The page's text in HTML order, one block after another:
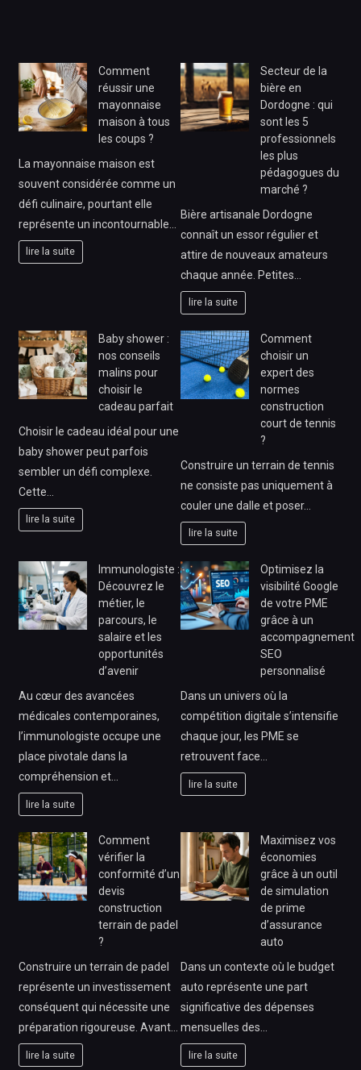
Comment
réussir une
mayonnaise
maison à tous
les coups ?
La mayonnaise maison est
souvent considérée comme un
défi culinaire, pourtant elle
représente un incontournable…
lire la suite
Secteur de la
bière en
Dordogne : qui
sont les 5
professionnels
les plus
pédagogues du
marché ?
Bière artisanale Dordogne
connaît un essor régulier et
attire de nouveaux amateurs
chaque année. Petites…
lire la suite
Baby shower :
nos conseils
malins pour
choisir le
cadeau parfait
Choisir le cadeau idéal pour une
baby shower peut parfois
sembler un défi complexe.
Cette…
lire la suite
Comment
choisir un
expert des
normes
construction
court de tennis
?
Construire un terrain de tennis
ne consiste pas uniquement à
couler une dalle et poser…
lire la suite
Immunologiste :
Découvrez le
métier, le
parcours, le
salaire et les
opportunités
d’avenir
Au cœur des avancées
médicales contemporaines,
l’immunologiste occupe une
place pivotale dans la
compréhension et…
lire la suite
Optimisez la
visibilité Google
de votre PME
grâce à un
accompagnement
SEO
personnalisé
Dans un univers où la
compétition digitale s’intensifie
chaque jour, les PME se
retrouvent face…
lire la suite
Comment
vérifier la
conformité d’un
devis
construction
terrain de padel
?
Construire un terrain de padel
représente un investissement
conséquent qui nécessite une
préparation rigoureuse. Avant…
lire la suite
Maximisez vos
économies
grâce à un outil
de simulation
de prime
d’assurance
auto
Dans un contexte où le budget
auto représente une part
significative des dépenses
mensuelles des…
lire la suite